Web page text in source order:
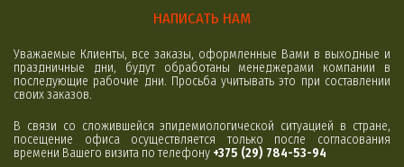
НАПИСАТЬ НАМ
Уважаемые Клиенты, все заказы, оформленные Вами в выходные и
праздничные дни, будут обработаны менеджерами компании в
последующие рабочие дни. Просьба учитывать это при составлении
своих заказов.
В связи со сложившейся эпидемиологической ситуацией в стране,
посещение офиса осуществляется только после согласования
времени Вашего визита по телефону +375 (29) 784-53-94